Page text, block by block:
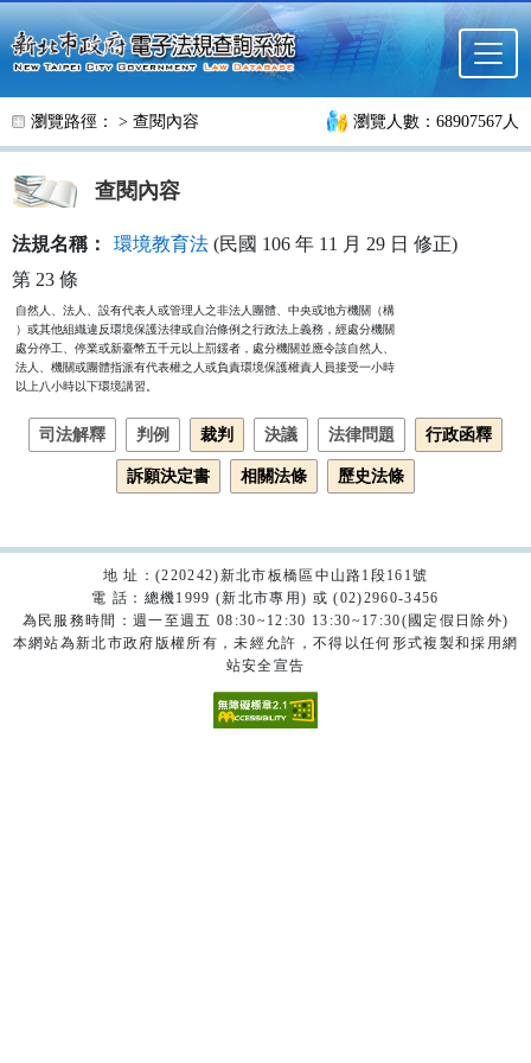
跳至主要內容
瀏覽路徑： > 查閱內容 瀏覽人數：68907567人
查閱內容
法規名稱： 環境教育法 (民國 106 年 11 月 29 日 修正)
第 23 條
自然人、法人、設有代表人或管理人之非法人團體、中央或地方機關（構
）或其他組織違反環境保護法律或自治條例之行政法上義務，經處分機關
處分停工、停業或新臺幣五千元以上罰鍰者，處分機關並應令該自然人、
法人、機關或團體指派有代表權之人或負責環境保護權責人員接受一小時
以上八小時以下環境講習。
司法解釋 判例 裁判 決議 法律問題 行政函釋
訴願決定書 相關法條 歷史法條
地 址：(220242)新北市板橋區中山路1段161號
電 話：總機1999 (新北市專用) 或 (02)2960-3456
為民服務時間：週一至週五 08:30~12:30 13:30~17:30(國定假日除外)
本網站為新北市政府版權所有，未經允許，不得以任何形式複製和採用網
站安全宣告